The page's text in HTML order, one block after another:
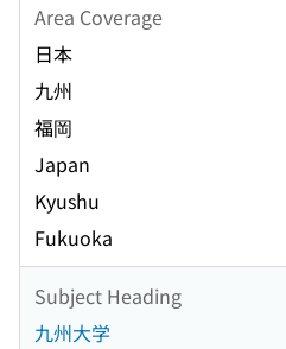
Area Coverage
日本
九州
福岡
Japan
Kyushu
Fukuoka
Subject Heading
九州大学